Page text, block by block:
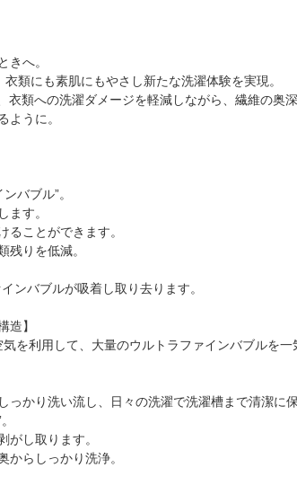
きへ。
類にも素肌にもやさし新たな洗濯体験を実現。
類への洗濯ダメージを軽減しながら、繊維の奥
ように。
バブル”。
ます。
ことができます。
残りを低減。
ンバブルが吸着し取り去ります。
造】
を利用して、大量のウルトラファインバブルを一
かり洗い流し、日々の洗濯で洗濯槽まで清潔に保
し取ります。
らしっかり洗浄。